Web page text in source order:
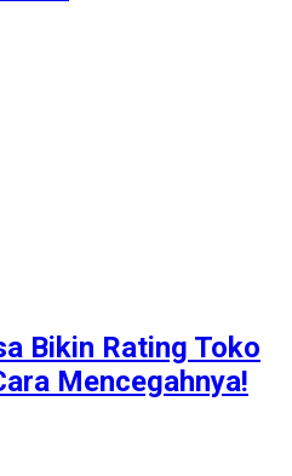
Bikin Rating Toko
Mencegahnya!